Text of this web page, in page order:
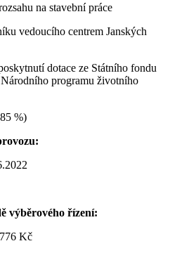
na stavební práce
vedoucího centrem Janských
dotace ze Státního fondu
programu životního
%)
výběrového řízení:
Kč